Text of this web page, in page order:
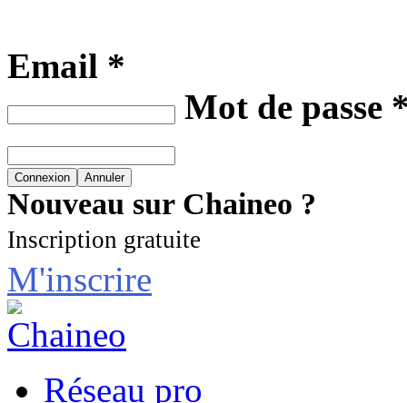
Email *
Mot de passe
Nouveau sur Chaineo ?
Inscription gratuite
M'inscrire
Réseau pro